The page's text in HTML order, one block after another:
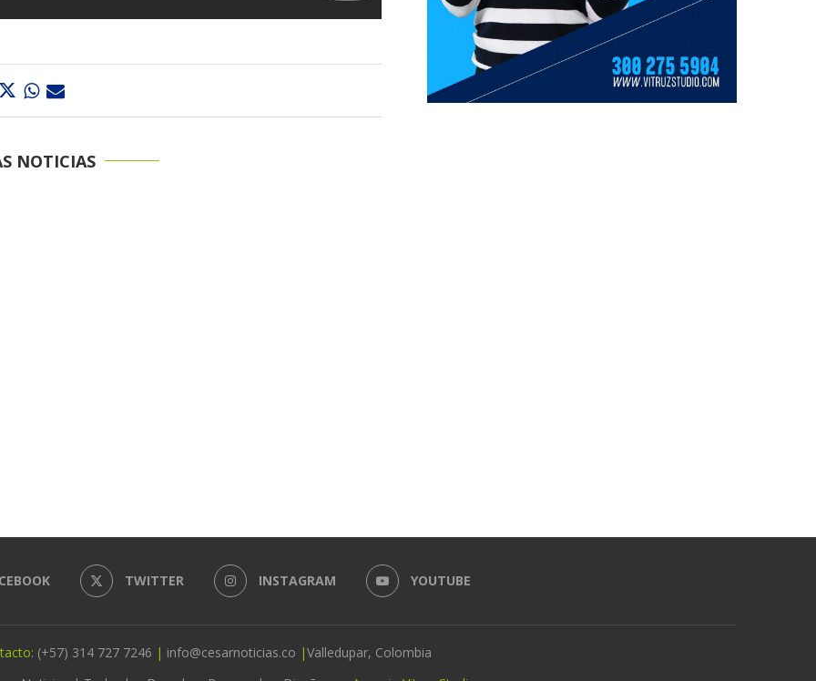
NOTICIAS
TWITTER INSTAGRAM YOUTUBE
(+57) 314 727 7246 | info@cesarnoticias.co |Valledupar, Colombia